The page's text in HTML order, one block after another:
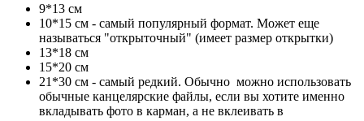
9*13 см
10*15 см - самый популярный формат. Может еще
называться "открыточный" (имеет размер открытки)
13*18 см
15*20 см
21*30 см - самый редкий. Обычно можно использовать
обычные канцелярские файлы, если вы хотите именно
вкладывать фото в карман, а не вклеивать в